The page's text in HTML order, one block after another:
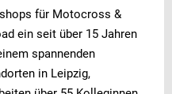
für Motocross &
ein seit über 15 Jahren
spannenden
in Leipzig,